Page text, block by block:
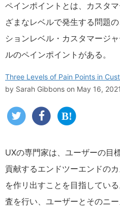
ペインポイントとは、カスタ
ざまなレベルで発生する問題
ションレベル・カスタマージ
ルのペインポイントがある。
Three Levels of Pain Points in
by Sarah Gibbons on May 16, 2021
UXの専門家は、ユーザーの目
貢献するエンドツーエンドの
を作リ出すことを目指してい
査を行い、ユーザーとそのニ